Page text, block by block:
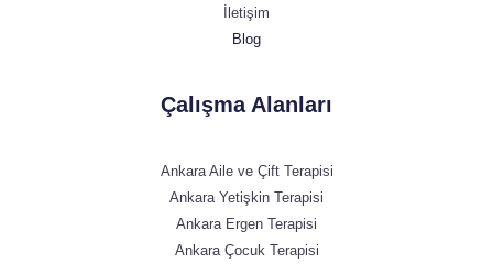
İletişim
Blog
Çalışma Alanları
Ankara Aile ve Çift Terapisi
Ankara Yetişkin Terapisi
Ankara Ergen Terapisi
Ankara Çocuk Terapisi